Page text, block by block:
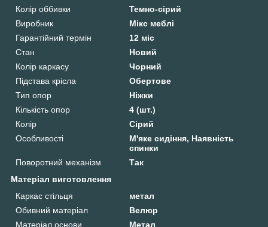
Колір оббивки
Темно-сірий
Виробник
Мікс меблі
Гарантійний термін
12 міс
Стан
Новий
Колір каркасу
Чорний
Підстава крісла
Обертове
Тип опор
Ніжки
Кількість опор
4 (шт.)
Колір
Сірий
Особливості
М'яке сидіння, Наявність
спинки
Поворотний механізм
Так
Матеріал виготовлення
Каркас стільця
метал
Обивний матеріал
Велюр
Матеріал основи
Метал